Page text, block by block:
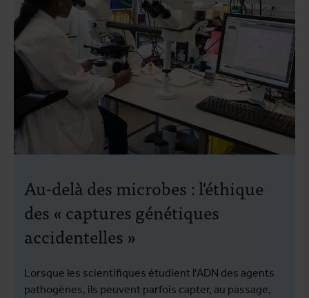
Au-delà des microbes : l'éthique
des « captures génétiques
accidentelles »
Lorsque les scientifiques étudient l'ADN des agents
pathogènes, ils peuvent parfois capter, au passage,